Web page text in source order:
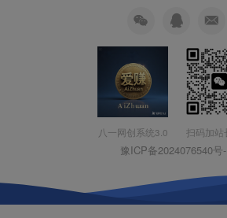
八一网创系统3.0 扫码加站
豫ICP备2024076540号